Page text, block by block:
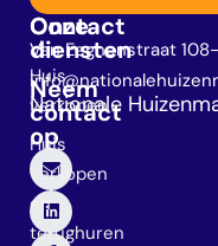
Neem
contact
op
Onze
diensten
Huis
verkopen
Huis
verkopen
en
terughuren
Contact
Van Eeghenstraat
Nationale